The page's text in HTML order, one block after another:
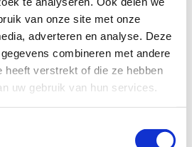
van onze site met onze
adverteren en analyse. Deze
combineren met andere
heeft verstrekt of die ze hebben
uw gebruik van hun services.
meer
nog meer doen